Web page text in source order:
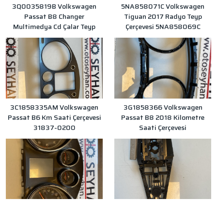
3Q0035819B Volkswagen
Passat B8 Changer
Multimedya Cd Çalar Teyp
5NA858071C Volkswagen
Tiguan 2017 Radyo Teyp
Çerçevesi 5NA858069C
3C1858335AM Volkswagen
Passat B6 Km Saati Çerçevesi
31837-0200
3G1858366 Volkswagen
Passat B8 2018 Kilometre
Saati Çerçevesi